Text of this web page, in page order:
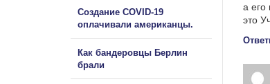
а его
это
Создание COVID-19
оплачивали американцы.
Как бандеровцы Берлин
брали